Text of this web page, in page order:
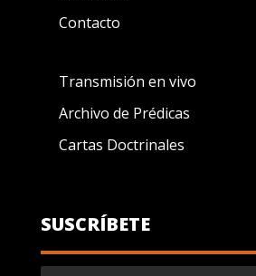
Contacto
Transmisión en vivo
Archivo de Prédicas
Cartas Doctrinales
SUSCRÍBETE